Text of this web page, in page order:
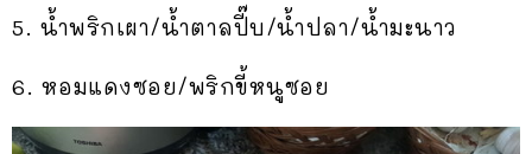
5. น้ำพริกเผา/น้ำตาลปี๊บ/น้ำปลา/น้ำมะนาว
6. หอมแดงซอย/พริกขี้หนูซอย